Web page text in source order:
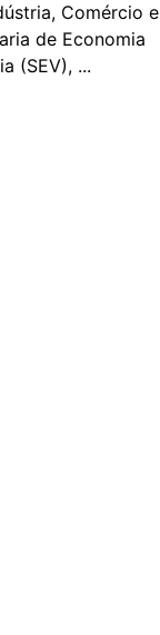
Comércio e
de Economia
(SEV), ...